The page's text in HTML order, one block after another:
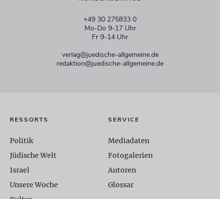
+49 30 275833 0
Mo-Do 9-17 Uhr
Fr 9-14 Uhr
verlag@juedische-allgemeine.de
redaktion@juedische-allgemeine.de
RESSORTS
Politik
Jüdische Welt
Israel
Unsere Woche
SERVICE
Mediadaten
Fotogalerien
Autoren
Glossar